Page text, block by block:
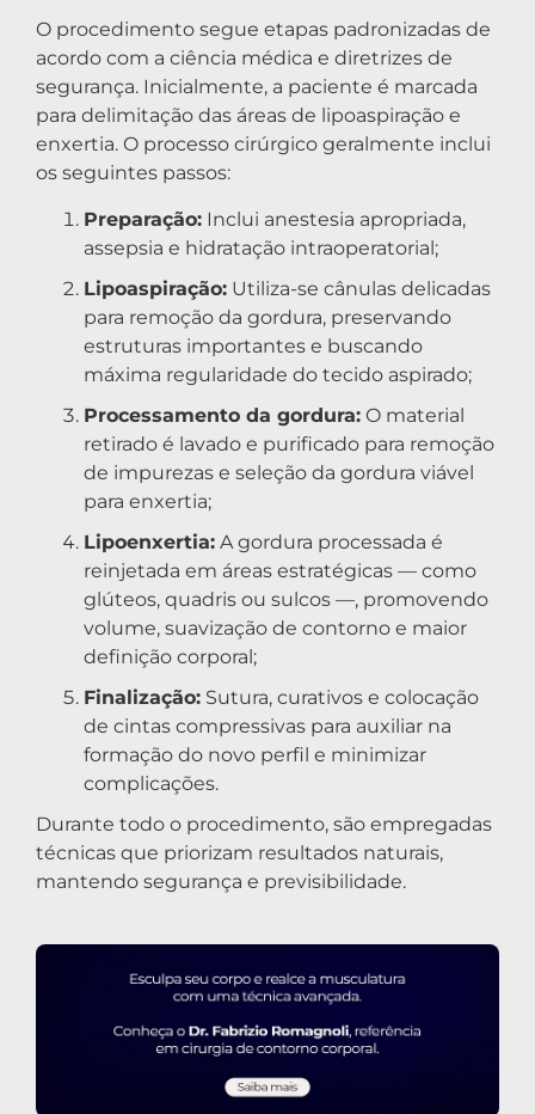
O procedimento segue etapas padronizadas de
acordo com a ciência médica e diretrizes de
segurança. Inicialmente, a paciente é marcada
para delimitação das áreas de lipoaspiração e
enxertia. O processo cirúrgico geralmente inclui
os seguintes passos:
Preparação: Inclui anestesia apropriada,
assepsia e hidratação intraoperatorial;
Lipoaspiração: Utiliza-se cânulas delicadas
para remoção da gordura, preservando
estruturas importantes e buscando
máxima regularidade do tecido aspirado;
Processamento da gordura: O material
retirado é lavado e purificado para remoção
de impurezas e seleção da gordura viável
para enxertia;
Lipoenxertia: A gordura processada é
reinjetada em áreas estratégicas — como
glúteos, quadris ou sulcos —, promovendo
volume, suavização de contorno e maior
definição corporal;
Finalização: Sutura, curativos e colocação
de cintas compressivas para auxiliar na
formação do novo perfil e minimizar
complicações.
Durante todo o procedimento, são empregadas
técnicas que priorizam resultados naturais,
mantendo segurança e previsibilidade.